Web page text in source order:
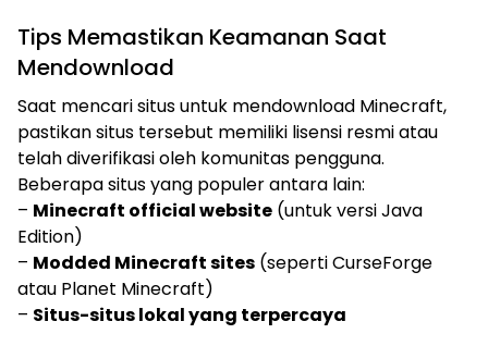
Tips Memastikan Keamanan Saat
Mendownload
Saat mencari situs untuk mendownload Minecraft,
pastikan situs tersebut memiliki lisensi resmi atau
telah diverifikasi oleh komunitas pengguna.
Beberapa situs yang populer antara lain:
– Minecraft official website (untuk versi Java
Edition)
– Modded Minecraft sites (seperti CurseForge
atau Planet Minecraft)
– Situs-situs lokal yang terpercaya